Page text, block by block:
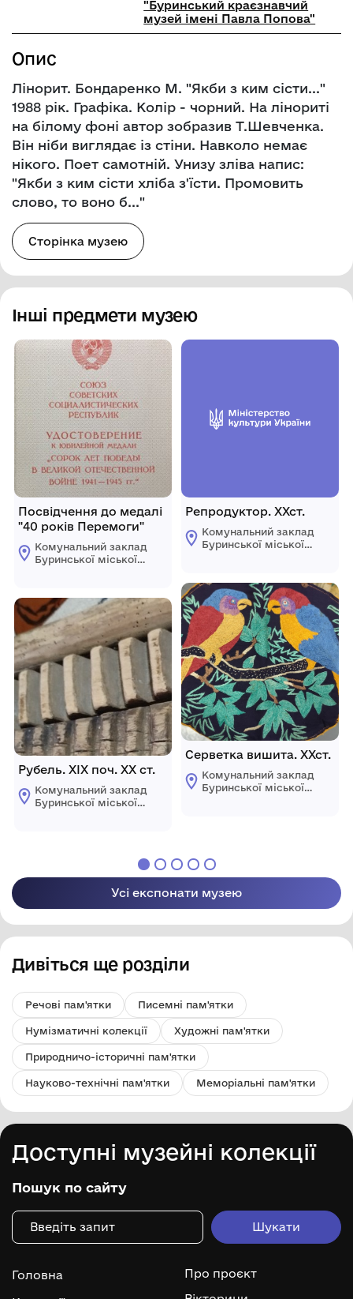
"Буринський краєзнавчий
музей імені Павла Попова"
Опис
Лінорит. Бондаренко М. "Якби з ким сісти..."
1988 рік. Графіка. Колір - чорний. На лінориті
на білому фоні автор зобразив Т.Шевченка.
Він ніби виглядає із стіни. Навколо немає
нікого. Поет самотній. Унизу зліва напис:
"Якби з ким сісти хліба з'їсти. Промовить
слово, то воно б..."
Сторінка музею
Інші предмети музею
Посвідчення до медалі
"40 років Перемоги"
Комунальний заклад
Буринської міської
імені Павла Попова"
Рубель. ХІХ поч. ХХ ст.
Комунальний заклад
Буринської міської
Репродуктор. ХХст.
Комунальний заклад
Буринської міської
імені Павла Попова"
Серветка вишита. ХХст.
Комунальний заклад
Буринської міської
Усі експонати музею
Дивіться ще розділи
Речові пам'ятки Писемні пам'ятки
Нумізматичні колекції Художні пам'ятки
Природничо-історичні пам'ятки
Науково-технічні пам'ятки Меморіальні пам'ятки
Доступні музейні колекції
Пошук по сайту
Головна
Про проєкт